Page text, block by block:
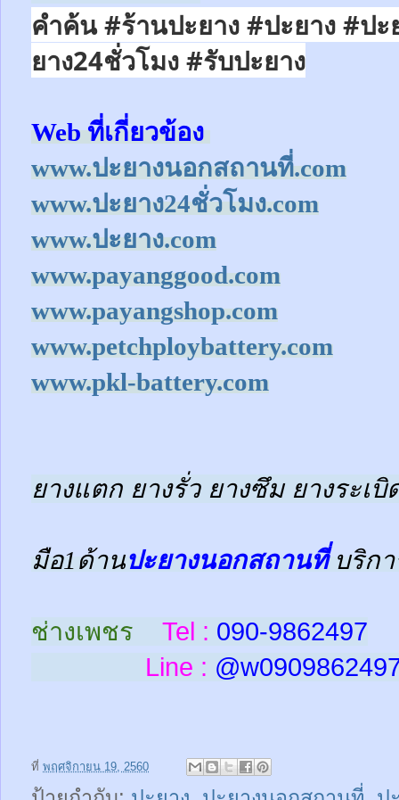
คำค้น #ร้านปะยาง #ปะยาง #ป
ยาง24ชั่วโมง #รับปะยาง
Web ที่เกี่ยวข้อง
www.ปะยางนอกสถานที่.com
www.ปะยาง24ชั่วโมง.com
www.ปะยาง.com
www.payanggood.com
www.payangshop.com
www.petchploybattery.com
www.pkl-battery.com
ยางแตก ยางรั่ว ยางซึม ยางระเบิ
มือ1ด้านปะยางนอกสถานที่ บริก
ช่างเพชร Tel : 090-9862497
Line : @w
ที่ พฤศจิกายน 19, 2560